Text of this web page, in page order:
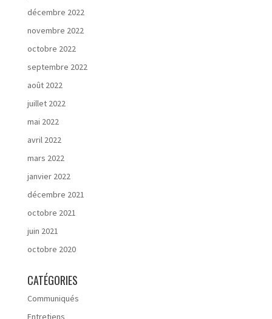
décembre 2022
novembre 2022
octobre 2022
septembre 2022
août 2022
juillet 2022
mai 2022
avril 2022
mars 2022
janvier 2022
décembre 2021
octobre 2021
juin 2021
octobre 2020
CATÉGORIES
Communiqués
Entretiens